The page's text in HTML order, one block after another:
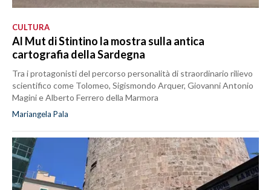
CULTURA
Al Mut di Stintino la mostra sulla antica
cartografia della Sardegna
Tra i protagonisti del percorso personalità di straordinario rilievo
scientifico come Tolomeo, Sigismondo Arquer, Giovanni Antonio
Magini e Alberto Ferrero della Marmora
Mariangela Pala